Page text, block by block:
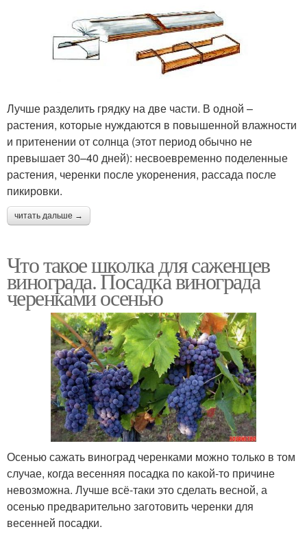
Лучше разделить грядку на две части. В одной –
растения, которые нуждаются в повышенной влажности
и притенении от солнца (этот период обычно не
превышает 30–40 дней): несвоевременно поделенные
растения, черенки после укоренения, рассада после
пикировки.
читать дальше →
Что такое школка для саженцев
винограда. Посадка винограда
черенками осенью
Осенью сажать виноград черенками можно только в том
случае, когда весенняя посадка по какой-то причине
невозможна. Лучше всё-таки это сделать весной, а
осенью предварительно заготовить черенки для
весенней посадки.